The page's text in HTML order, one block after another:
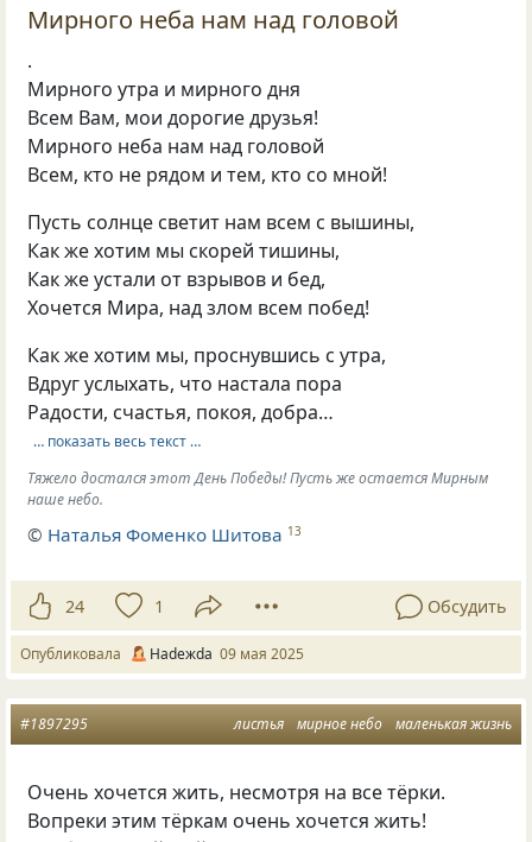
Мирного неба нам над головой
.
Мирного утра и мирного дня
Всем Вам, мои дорогие друзья!
Мирного неба нам над головой
Всем, кто не рядом и тем, кто со мной!
Пусть солнце светит нам всем с вышины,
Как же хотим мы скорей тишины,
Как же устали от взрывов и бед,
Хочется Мира, над злом всем побед!
Как же хотим мы, проснувшись с утра,
Вдруг услыхать, что настала пора
Радости, счастья, покоя, добра…
… показать весь текст …
Тяжело достался этот День Победы! Пусть же остается Мирным
наше небо.
© Наталья Фоменко Шитова 13
24 1 Обсудить
Опубликовала Нadeжda 09 мая 2025
листья мирное небо маленькая жизнь
#1897295
Очень хочется жить, несмотря на все тёрки.
Вопреки этим тёркам очень хочется жить!